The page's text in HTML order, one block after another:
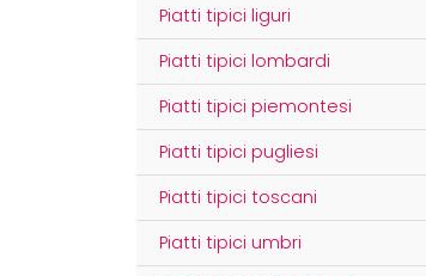
Piatti tipici liguri
Piatti tipici lombardi
Piatti tipici piemontesi
Piatti tipici pugliesi
Piatti tipici toscani
Piatti tipici umbri